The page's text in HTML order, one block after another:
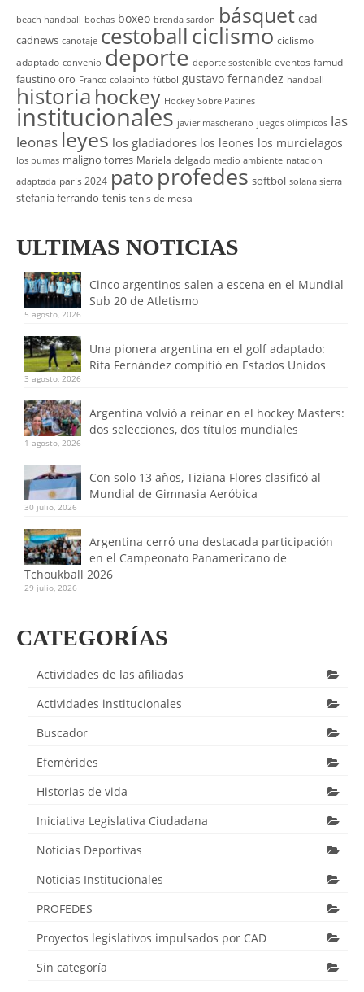
beach handball bochas boxeo brenda sardon básquet cad
cadnews canotaje cestoballciclismo ciclismo
adaptado convenio deporte deporte sostenible eventos famud
faustino oro Franco colapinto fútbol gustavo fernandez handball
historia hockey Hockey Sobre Patines
institucionales javier mascherano juegos olímpicos las
leonas leyes los gladiadores los leones los murcielagos
los pumas maligno torres Mariela delgado medio ambiente natacion
adaptada paris 2024 pato profedes softbol solana sierra
stefania ferrando tenis tenis de mesa
ULTIMAS NOTICIAS
Cinco argentinos salen a escena en el Mundial
Sub 20 de Atletismo
5 agosto, 2026
Una pionera argentina en el golf adaptado:
Rita Fernández compitió en Estados Unidos
3 agosto, 2026
Argentina volvió a reinar en el hockey Masters:
dos selecciones, dos títulos mundiales
1 agosto, 2026
Con solo 13 años, Tiziana Flores clasificó al
Mundial de Gimnasia Aeróbica
30 julio, 2026
Argentina cerró una destacada participación
en el Campeonato Panamericano de
Tchoukball 2026
29 julio, 2026
CATEGORÍAS
Actividades de las afiliadas
Actividades institucionales
Buscador
Efemérides
Historias de vida
Iniciativa Legislativa Ciudadana
Noticias Deportivas
Noticias Institucionales
PROFEDES
Proyectos legislativos impulsados por CAD
Sin categoría